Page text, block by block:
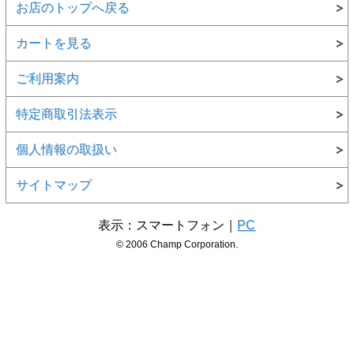
お店のトップへ戻る
カートを見る
ご利用案内
特定商取引法表示
個人情報の取扱い
サイトマップ
表示：スマートフォン｜ PC
© 2006 Champ Corporation.